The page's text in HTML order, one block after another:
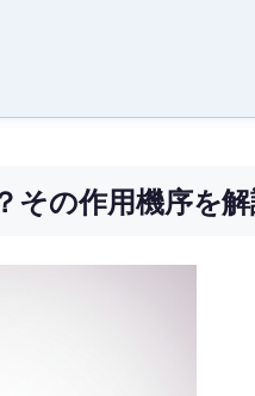
その作用機序を